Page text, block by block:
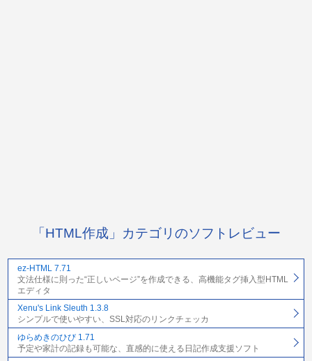
「HTML作成」カテゴリのソフトレビュー
ez-HTML 7.71
文法仕様に則った“正しいページ”を作成できる、高機能タグ挿入型HTML
エディタ
Xenu's Link Sleuth 1.3.8
シンプルで使いやすい、SSL対応のリンクチェッカ
ゆらめきのひび 1.71
予定や家計の記録も可能な、直感的に使える日記作成支援ソフト